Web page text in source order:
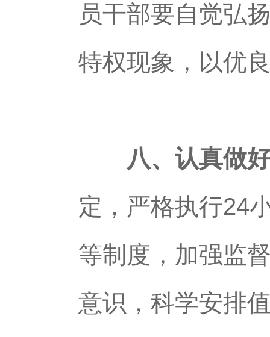
员干部要自觉弘
特权现象，以优
八、认真做
定，严格执行24
等制度，加强监
意识，科学安排